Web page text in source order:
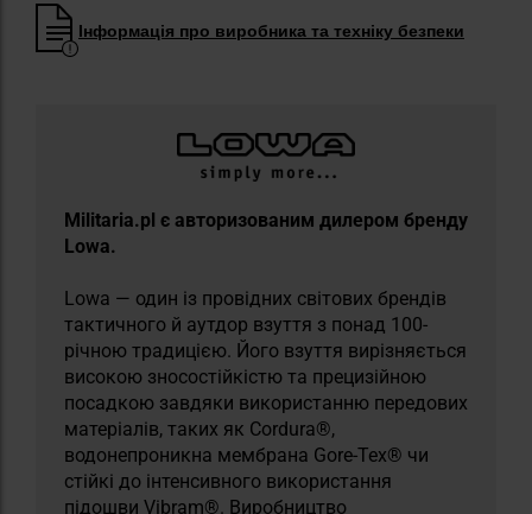
Інформація про виробника та техніку безпеки
Militaria.pl є авторизованим дилером бренду
Lowa.
Lowa — один із провідних світових брендів
тактичного й аутдор взуття з понад 100-
річною традицією. Його взуття вирізняється
високою зносостійкістю та прецизійною
посадкою завдяки використанню передових
матеріалів, таких як Cordura®,
водонепроникна мембрана Gore-Tex® чи
стійкі до інтенсивного використання
підошви Vibram®. Виробництво